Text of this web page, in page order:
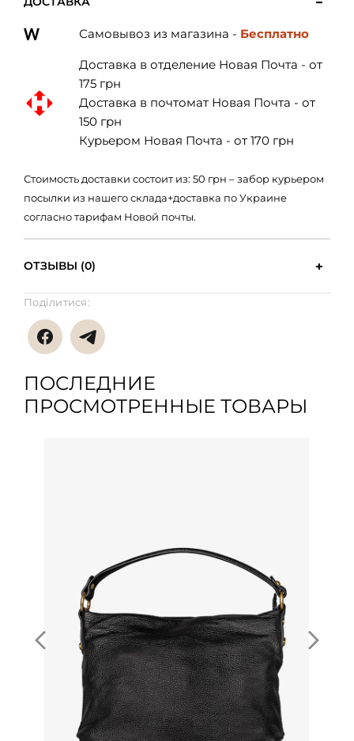
Самовывоз из магазина - Бесплатно
Доставка в отделение Новая Почта - от
175 грн
Доставка в почтомат Новая Почта - от
150 грн
Курьером Новая Почта - от 170 грн
Стоимость доставки состоит из: 50 грн – забор курьером
посылки из нашего склада+доставка по Украине
согласно тарифам Новой почты.
ОТЗЫВЫ (0)
Поділитися:
ПОСЛЕДНИЕ
ПРОСМОТРЕННЫЕ ТОВАРЫ